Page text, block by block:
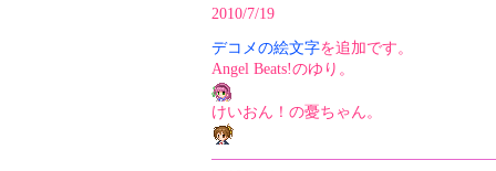
2010/7/19
デコメの絵文字を追加です。
Angel Beats!のゆり。
けいおん！の憂ちゃん。